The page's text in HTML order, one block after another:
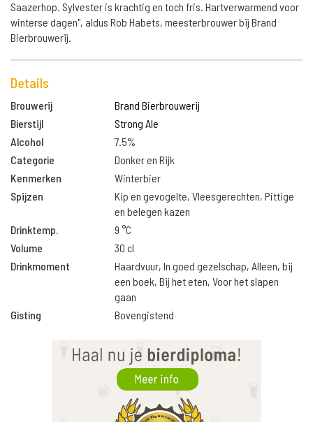
Saazerhop. Sylvester is krachtig en toch fris. Hartverwarmend voor
winterse dagen", aldus Rob Habets, meesterbrouwer bij Brand
Bierbrouwerij.
Details
Brouwerij
Brand Bierbrouwerij
Bierstijl
Strong Ale
Alcohol
7.5%
Categorie
Donker en Rijk
Kenmerken
Winterbier
Spijzen
Kip en gevogelte, Vleesgerechten, Pittige
en belegen kazen
Drinktemp.
9 °C
Volume
30 cl
Drinkmoment
Haardvuur, In goed gezelschap, Alleen, bij
een boek, Bij het eten, Voor het slapen
gaan
Gisting
Bovengistend